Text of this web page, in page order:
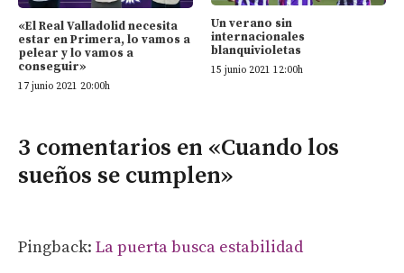
«El Real Valladolid necesita
estar en Primera, lo vamos a
pelear y lo vamos a
conseguir»
17 junio 2021 20:00h
Un verano sin
internacionales
blanquivioletas
15 junio 2021 12:00h
3 comentarios en «Cuando los
sueños se cumplen»
Pingback: La puerta busca estabilidad